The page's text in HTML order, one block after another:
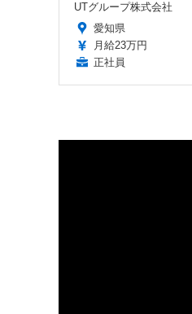
UTグループ株式会社
愛知県
月給23万円
正社員